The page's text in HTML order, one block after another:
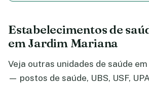
Estabelecimentos de
em Jardim Mariana
Veja outras unidades de saúde
— postos de saúde, UBS, USF,